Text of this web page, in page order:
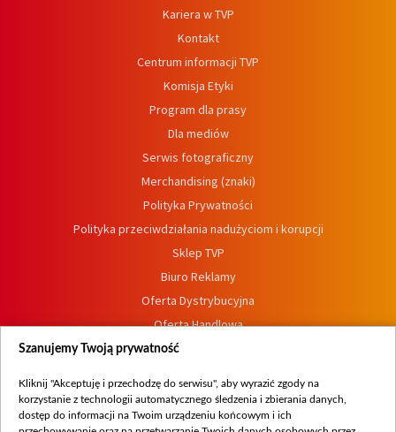
Kariera w TVP
Kontakt
Centrum informacji TVP
Komisja Etyki
Program dla prasy
Dla mediów
Serwis fotograficzny
Merchandising (znaki)
Polityka Prywatności
Polityka przeciwdziałania nadużyciom i korupcji
Sklep TVP
Biuro Reklamy
Oferta Dystrybucyjna
Oferta Handlowa
Dostępność
Procedura zgłoszeń wewnętrznych
Szanujemy Twoją prywatność
Kliknij "Akceptuję i przechodzę do serwisu", aby wyrazić zgody na
korzystanie z technologii automatycznego śledzenia i zbierania danych,
dostęp do informacji na Twoim urządzeniu końcowym i ich